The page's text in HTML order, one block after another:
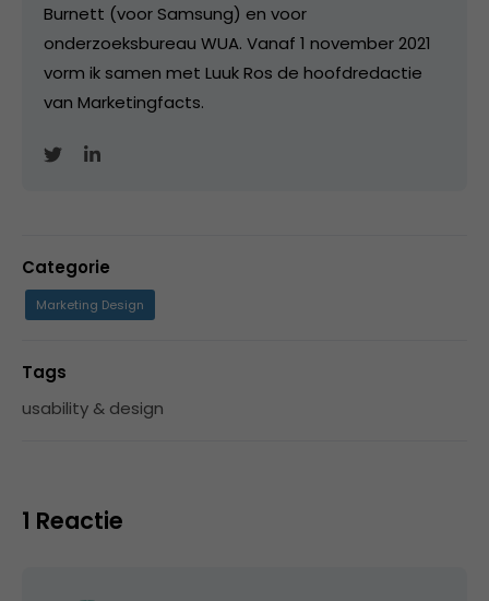
Burnett (voor Samsung) en voor
onderzoeksbureau WUA. Vanaf 1 november 2021
vorm ik samen met Luuk Ros de hoofdredactie
van Marketingfacts.
Categorie
Marketing Design
Tags
usability & design
1 Reactie